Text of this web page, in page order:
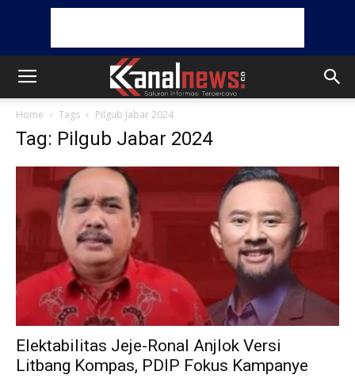
Home Tags Pilgub Jabar 2024
Tag: Pilgub Jabar 2024
Elektabilitas Jeje-Ronal Anjlok Versi
Litbang Kompas, PDIP Fokus Kampanye